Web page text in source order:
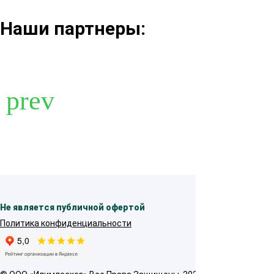
Наши партнеры:
Не является публичной офертой
Политика конфиденциальности